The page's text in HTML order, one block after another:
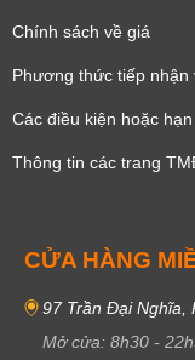
Chính sách về giá
Phương thức tiếp nhận
Các điều kiện hoặc
Thông tin các trang
CỬA HÀNG
97 Trần Đại Nghĩa,
Mở cửa: 8h30 -